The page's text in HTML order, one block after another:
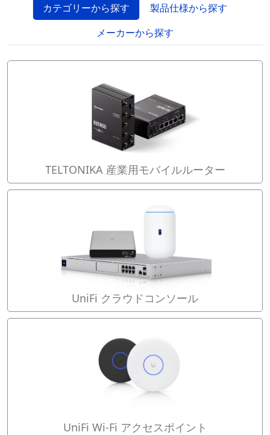
カテゴリーから探す
製品仕様から探す
メーカーから探す
TELTONIKA 産業用モバイルルーター
UniFi クラウドコンソール
UniFi Wi-Fi アクセスポイント